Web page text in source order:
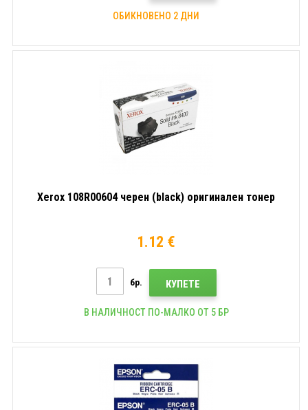
ОБИКНОВЕНО 2 ДНИ
Xerox 108R00604 черен (black) оригинален тонер
1.12 €
бр. КУПЕТЕ
В НАЛИЧНОСТ ПО-МАЛКО ОТ 5 БР